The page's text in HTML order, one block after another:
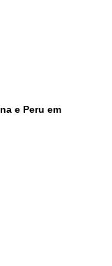
e Peru em